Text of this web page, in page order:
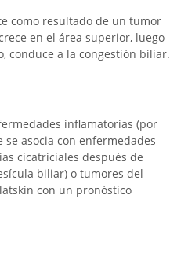
como resultado de un tumor
en el área superior, luego
conduce a la congestión biliar.
inflamatorias (por
asocia con enfermedades
cicatriciales después de
biliar) o tumores del
con un pronóstico